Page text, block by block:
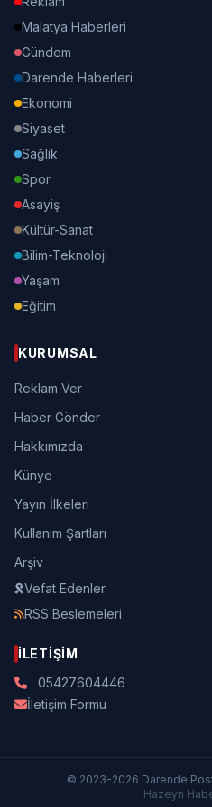
Malatya Haberleri
Gündem
Darende Haberleri
Ekonomi
Siyaset
Sağlık
Spor
Asayiş
Kültür-Sanat
Bilim-Teknoloji
Yaşam
Eğitim
KURUMSAL
Reklam Ver
Haber Gönder
Hakkımızda
Künye
Yayın İlkeleri
Kullanım Şartları
Arşiv
Vefat Edenler
RSS Beslemeleri
İLETIŞIM
05427604446
İletişim Formu
© 2023-2026 Darende
Hazeyn